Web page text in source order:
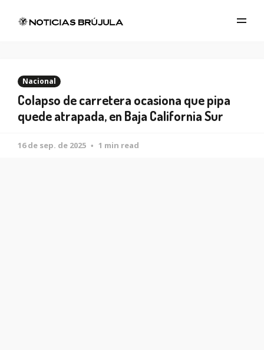
Nacional
Colapso de carretera ocasiona que pipa
quede atrapada, en Baja California Sur
16 de sep. de 2025 1 min read